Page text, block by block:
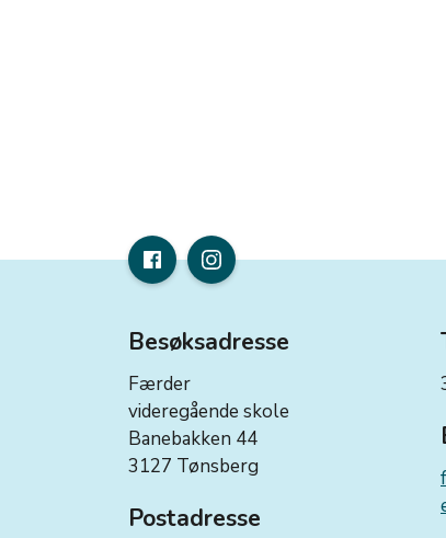
Besøksadresse
Færder
videregående skole
Banebakken 44
3127 Tønsberg
Postadresse